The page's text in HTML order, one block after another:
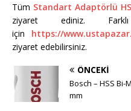
Tüm Standart Adaptörlü
ziyaret ediniz.
için https://
ziyaret edebilirsiniz.
ÖNCEKI
Bosch – HSS Bi-
mm